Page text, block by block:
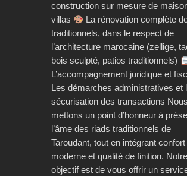
construction sur mesure de
villas
La rénovation complète
traditionnels, dans le respect de
l’architecture marocaine (zellige,
bois sculpté, patios traditionnels)
L’accompagnement juridique et
Les démarches administratives et
sécurisation des transactions Nous
mettons un point d’honneur à
l’âme des riads traditionnels de
Taroudant, tout en intégrant confort
moderne et qualité de finition. Notre
objectif est de vous offrir un